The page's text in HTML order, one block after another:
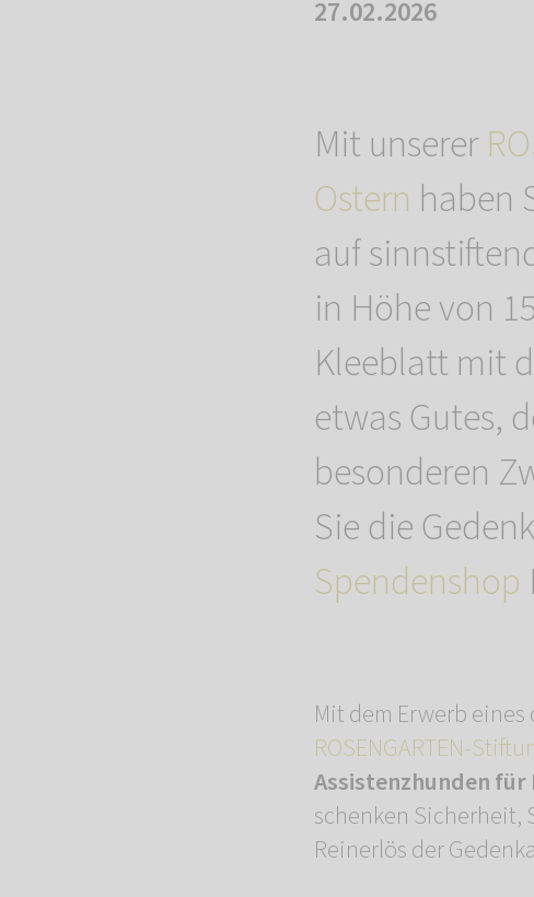
27.02.2026
Mit unserer
Ostern haben
auf
in Höhe von
Kleeblatt mit
etwas Gutes,
besonderen
Sie die
Spendenshop
Mit dem Erwerb
ROSENGARTEN-
Assistenzhunden
schenken Sicherheit,
Reinerlös der